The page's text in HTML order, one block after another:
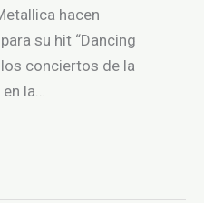
hacen
su hit “Dancing
los conciertos de la
la…